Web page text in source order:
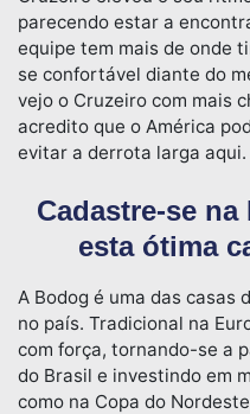
parecendo estar a
equipe tem mais de onde
se confortável diante do
vejo o Cruzeiro com mais
acredito que o América
evitar a derrota larga aqui.
Cadastre-se
esta ótima
A Bodog é uma das casas
no país. Tradicional na
com força, tornando-se a
do Brasil e investindo em
como na Copa do